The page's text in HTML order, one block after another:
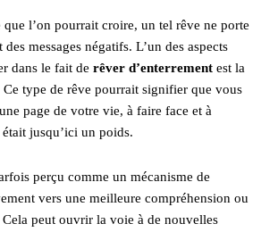
que l’on pourrait croire, un tel rêve ne porte
des messages négatifs. L’un des aspects
dans le fait de rêver d’enterrement est la
type de rêve pourrait signifier que vous
page de votre vie, à faire face et à
jusqu’ici un poids.
perçu comme un mécanisme de
vers une meilleure compréhension ou
peut ouvrir la voie à de nouvelles